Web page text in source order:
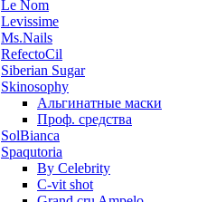
Le Nom
Levissime
Ms.Nails
RefectoCil
Siberian Sugar
Skinosophy
Альгинатные маски
Проф. средства
SolBianca
Spaqutoria
By Celebrity
C-vit shot